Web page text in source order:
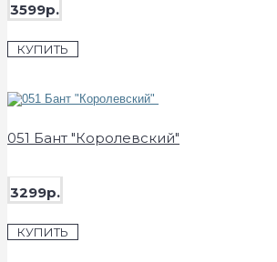
3599р.
КУПИТЬ
051 Бант "Королевский"
3299р.
КУПИТЬ